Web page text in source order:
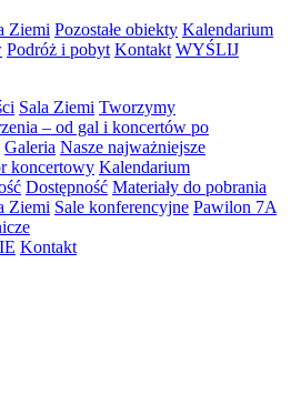
Ziemi Pozostałe obiekty Kalendarium
Podróż i pobyt Kontakt WYŚLIJ
Sala Ziemi Tworzymy
– od gal i koncertów po
Galeria Nasze najważniejsze
koncertowy Kalendarium
Dostępność Materiały do pobrania
Ziemi Sale konferencyjne Pawilon 7A
Kontakt